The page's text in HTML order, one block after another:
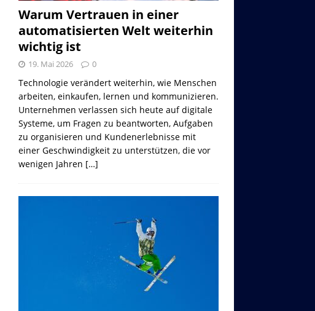
Warum Vertrauen in einer
automatisierten Welt weiterhin
wichtig ist
19. Mai 2026 0
Technologie verändert weiterhin, wie Menschen
arbeiten, einkaufen, lernen und kommunizieren.
Unternehmen verlassen sich heute auf digitale
Systeme, um Fragen zu beantworten, Aufgaben
zu organisieren und Kundenerlebnisse mit
einer Geschwindigkeit zu unterstützen, die vor
wenigen Jahren […]